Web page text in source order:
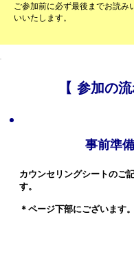
ご参加前に必ず最後までお読み
いいたします。
【 参加の流
事前準備
カウンセリングシートのご
す。
＊ページ下部にございます。